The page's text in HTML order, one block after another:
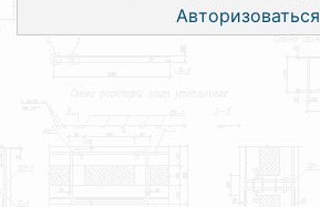
Авторизоваться